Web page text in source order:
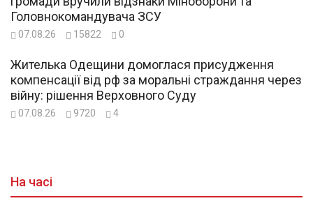
Головнокомандувача ЗСУ
07.08.26 15822 0
Жителька Одещини домоглася присудження
компенсації від рф за моральні страждання через
війну: рішення Верховного Суду
07.08.26 9720 4
На часі